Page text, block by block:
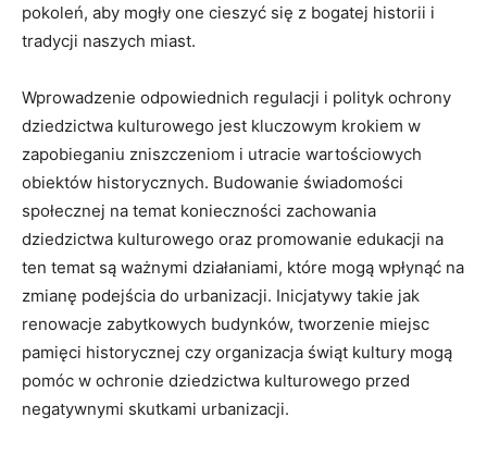
pokoleń, aby mogły one‍ cieszyć ⁢się z ‌bogatej ‌historii i
tradycji naszych ​miast.
Wprowadzenie odpowiednich regulacji i polityk ochrony
dziedzictwa ⁣kulturowego jest kluczowym krokiem w
zapobieganiu ⁤zniszczeniom i utracie wartościowych
obiektów historycznych. Budowanie świadomości ​
społecznej na temat konieczności zachowania
‌dziedzictwa ⁤kulturowego oraz promowanie edukacji na
ten temat są ważnymi działaniami, które mogą wpłynąć na
zmianę podejścia do urbanizacji. Inicjatywy takie jak⁤
renowacje zabytkowych budynków, tworzenie ​miejsc
pamięci ​historycznej czy organizacja ⁣świąt kultury mogą⁢
pomóc w ochronie‌ dziedzictwa‍ kulturowego przed
negatywnymi ‌skutkami urbanizacji.